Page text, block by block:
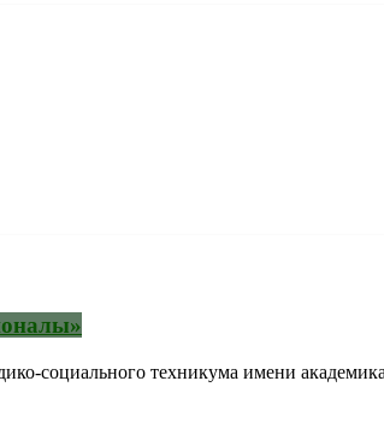
социального техникума имени